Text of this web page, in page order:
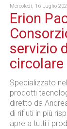
Mercoledì, 16 Luglio
Erion
servizio
circolare
Specializzato
prodotti
diretto da
di rifiuti in più
apre a tutti i